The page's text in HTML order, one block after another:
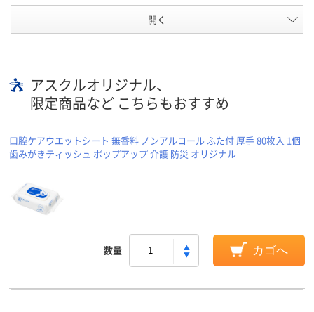
開く
アスクルオリジナル、
限定商品など こちらもおすすめ
口腔ケアウエットシート 無香料 ノンアルコール ふた付 厚手 80枚入 1個
歯みがきティッシュ ポップアップ 介護 防災 オリジナル
数量 カゴへ